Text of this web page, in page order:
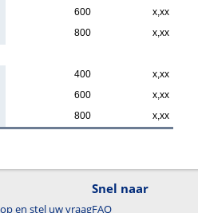
600
x,xx
800
x,xx
400
x,xx
600
x,xx
800
x,xx
en stel uw vraag
Snel naar
FAQ